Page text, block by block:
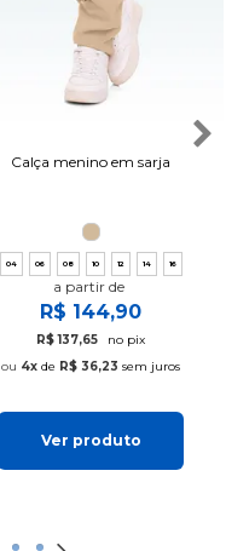
Calça menino em sarja
04 06 08 10 12 14 16
a partir de
R$ 144,90
R$ 137,65
no pix
4x de R$ 36,23 sem juros
Ver produto